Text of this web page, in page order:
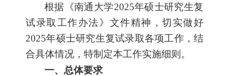
根据《南通大学2025年硕士研究生复
试录取工作办法》文件精神，切实做好
2025年硕士研究生复试录取各项工作，结
合具体情况，特制定本工作实施细则。
一、总体要求